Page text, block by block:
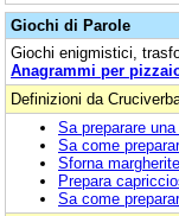
Giochi di Parole
Giochi enigmistici,
Anagrammi per
Definizioni da
Sa preparare
Sa come
Sforna margherite
Prepara
Sa come